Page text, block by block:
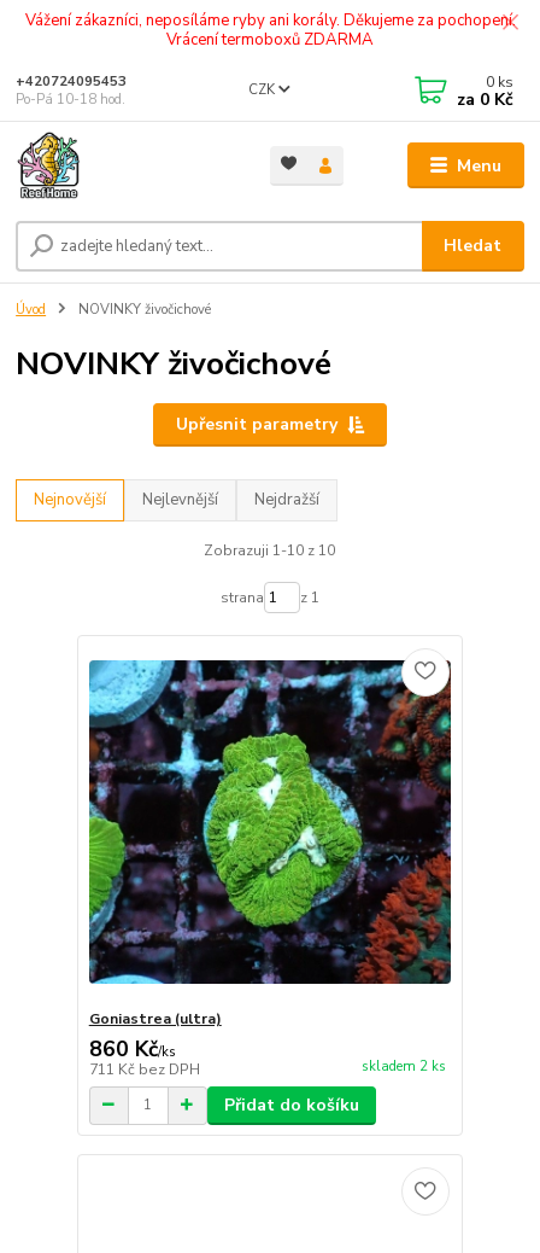
Vážení zákazníci, neposíláme ryby ani korály. Děkujeme za pochopení.
Vrácení termoboxů ZDARMA
Menu
CZK
Hledat
+420724095453
Po-Pá 10-18 hod.
0 ks
za 0 Kč
Úvod NOVINKY živočichové
NOVINKY živočichové
Upřesnit parametry
Nejnovější Nejlevnější Nejdražší
Zobrazuji 1-10 z 10
strana z 1
Goniastrea (ultra)
860 Kč/ks
711 Kč bez DPH skladem 2 ks
Přidat do košíku